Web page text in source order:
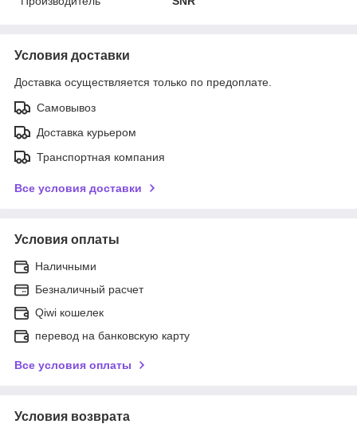
Условия доставки
Доставка осуществляется только по предоплате.
Самовывоз
Доставка курьером
Транспортная компания
Все условия доставки
Условия оплаты
Наличными
Безналичный расчет
Qiwi кошелек
перевод на банковскую карту
Все условия оплаты
Условия возврата